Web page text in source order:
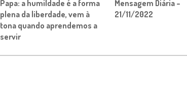
Papa: a humildade é a forma
plena da liberdade, vem à
tona quando aprendemos a
servir
Mensagem Diária –
21/11/2022